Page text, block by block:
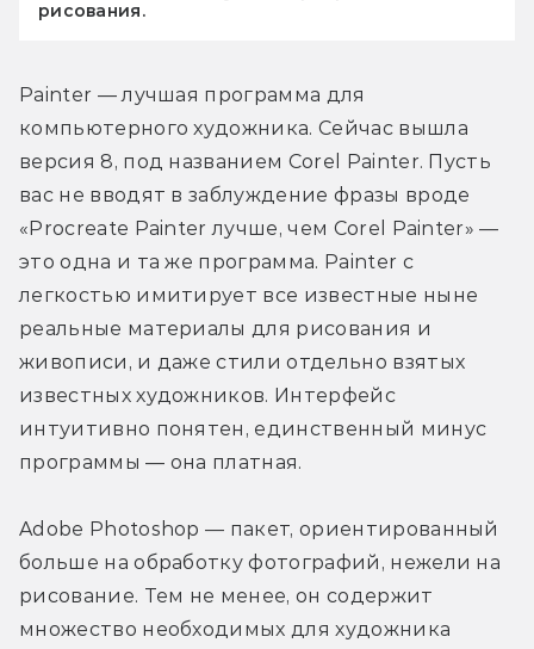
рисования.
Painter — лучшая программа для
компьютерного художника. Сейчас вышла
версия 8, под названием Corel Painter. Пусть
вас не вводят в заблуждение фразы вроде
«Procreate Painter лучше, чем Corel Painter» —
это одна и та же программа. Painter с
легкостью имитирует все известные ныне
реальные материалы для рисования и
живописи, и даже стили отдельно взятых
известных художников. Интерфейс
интуитивно понятен, единственный минус
программы — она платная.
Adobe Photoshop — пакет, ориентированный
больше на обработку фотографий, нежели на
рисование. Тем не менее, он содержит
множество необходимых для художника